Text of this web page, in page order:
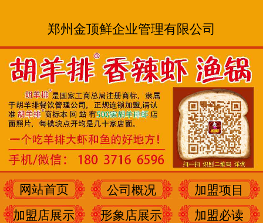
郑州金顶鲜企业管理有限公司
网站首页 公司概况
加盟项目
加盟店展示
形象店展示
加盟必读